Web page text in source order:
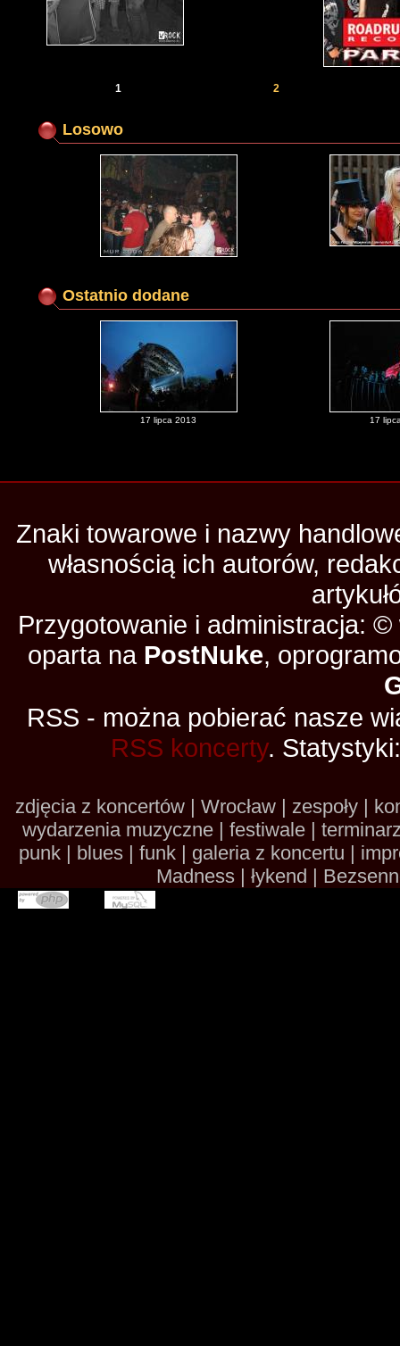
1 2
Losowo
Ostatnio dodane
17 lipca 2013 17
Znaki towarowe i nazwy
własnością ich autorów,
Przygotowanie i administracja:
oparta na PostNuke,
RSS - można pobierać nasze
RSS koncerty.
zdjęcia z koncertów | Wrocław | zespoły |
wydarzenia muzyczne | festiwale |
punk | blues | funk | galeria z koncertu |
Madness | łykend |